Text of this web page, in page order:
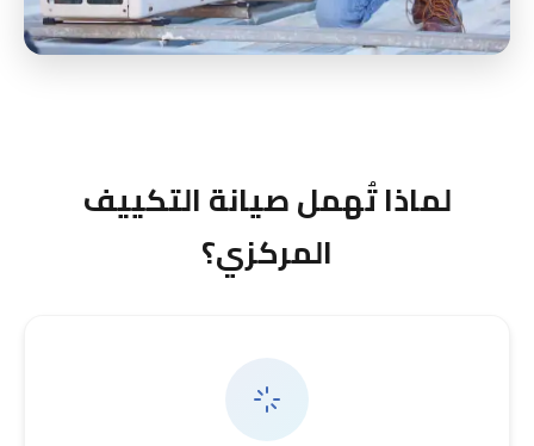
لماذا تُهمل صيانة التكييف
المركزي؟